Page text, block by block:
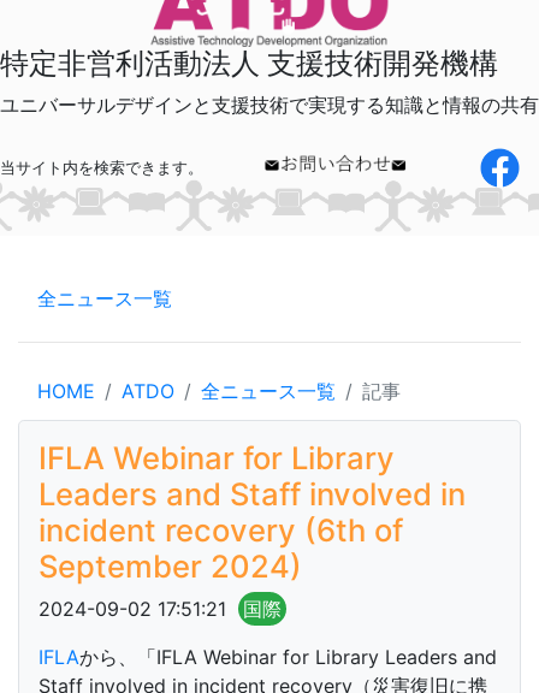
特定非営利活動法人 支援技術開発機構
ユニバーサルデザインと支援技術で実現する知識と情報の共有
当サイト内を検索できます。
全ニュース一覧
HOME ATDO 全ニュース一覧 記事
IFLA Webinar for Library
Leaders and Staff involved in
incident recovery (6th of
September 2024)
2024-09-02 17:51:21
国際
IFLAから、「IFLA Webinar for Library Leaders and
Staff involved in incident recovery（災害復旧に携